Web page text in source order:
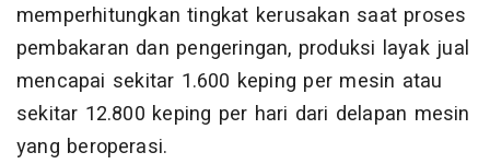
memperhitungkan tingkat kerusakan saat proses
pembakaran dan pengeringan, produksi layak jual
mencapai sekitar 1.600 keping per mesin atau
sekitar 12.800 keping per hari dari delapan mesin
yang beroperasi.